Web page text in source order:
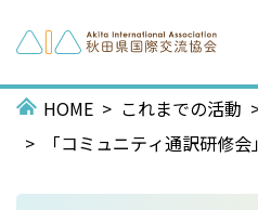
HOME これまでの活動
「コミュニティ通訳研修